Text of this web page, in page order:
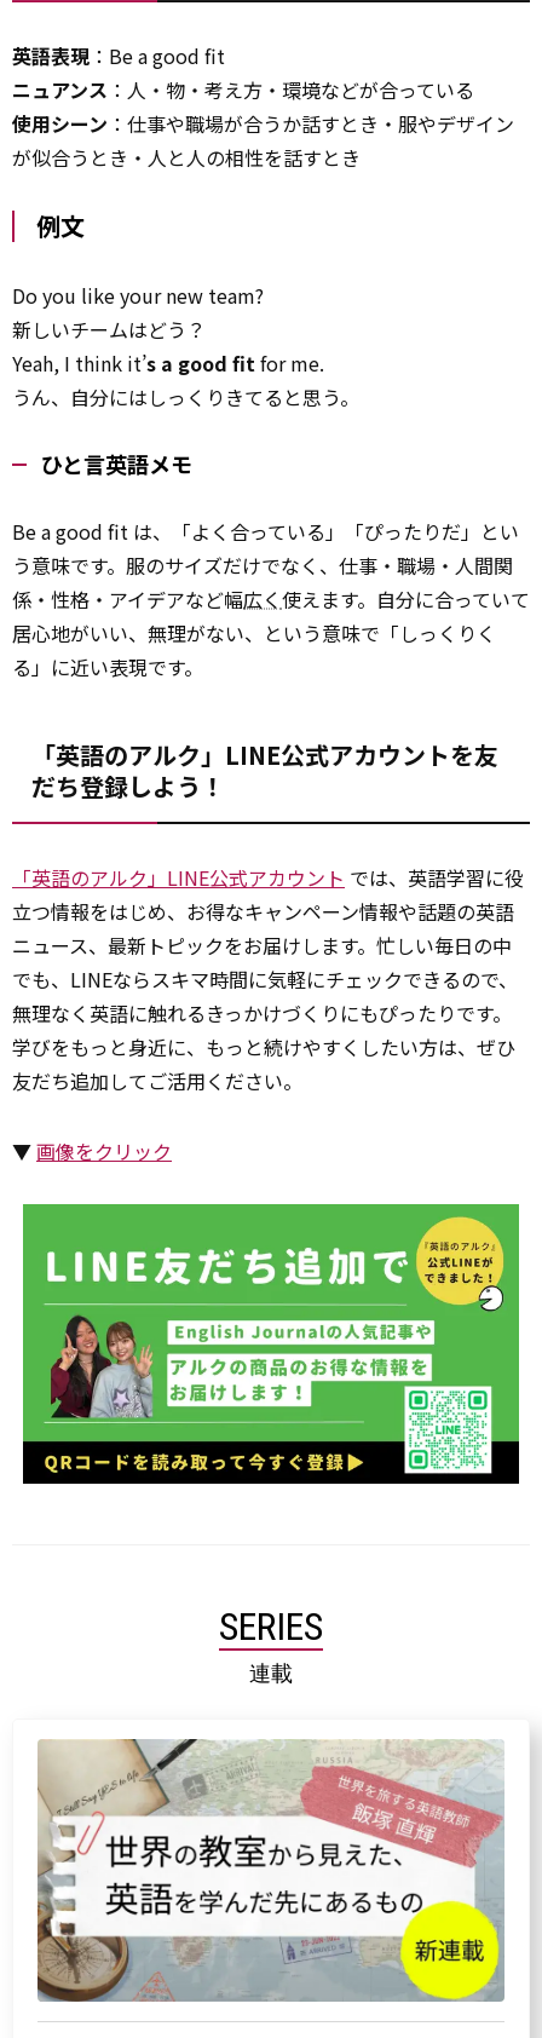
英語表現 ：Be a good fit
ニュアンス ：人・物・考え方・環境などが合っている
使用シーン ：仕事や職場が合うか話すとき・服やデザイン
が似合うとき・人と人の相性を話すとき
例文
Do you like your new team?
新しいチームはどう？
Yeah, I think it’s a good fit for me.
うん、自分にはしっくりきてると思う。
ひと言英語メモ
Be a good fit は、「よく合っている」「ぴったりだ」とい
う意味です。服のサイズだけでなく、仕事・職場・人間関
係・性格・アイデアなど幅広く 使えます。自分に合っていて
居心地がいい、無理がない、という意味で「しっくりく
る」に近い表現です。
「英語のアルク」LINE公式アカウントを友
だち登録しよう！
「英語のアルク」LINE公式アカウント では、英語学習に役
立つ情報をはじめ、お得なキャンペーン情報や話題の英語
ニュース、最新トピックをお届けします。忙しい毎日の中
でも、LINEならスキマ時間に気軽にチェックできるので、
無理なく英語に触れるきっかけづくりにもぴったりです。
学びをもっと身近に、もっと続けやすくしたい方は、ぜひ
友だち追加してご活用ください。
▼画像をクリック
SERIES
連載